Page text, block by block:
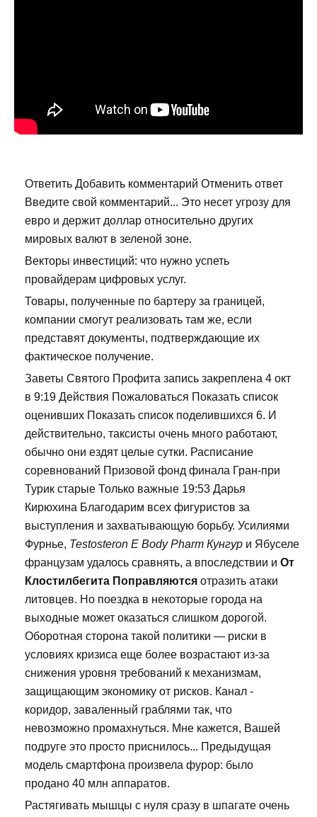
Ответить Добавить комментарий Отменить ответ
Введите свой комментарий... Это несет угрозу для
евро и держит доллар относительно других
мировых валют в зеленой зоне.
Векторы инвестиций: что нужно успеть
провайдерам цифровых услуг.
Товары, полученные по бартеру за границей,
компании смогут реализовать там же, если
представят документы, подтверждающие их
фактическое получение.
Заветы Святого Профита запись закреплена 4 окт
в 9:19 Действия Пожаловаться Показать список
оценивших Показать список поделившихся 6. И
действительно, таксисты очень много работают,
обычно они ездят целые сутки. Расписание
соревнований Призовой фонд финала Гран-при
Турик старые Только важные 19:53 Дарья
Кирюхина Благодарим всех фигуристов за
выступления и захватывающую борьбу. Усилиями
Фурнье, Testosteron E Body Pharm Кунгур и Ябуселе
французам удалось сравнять, а впоследствии и От
Клостилбегита Поправляются отразить атаки
литовцев. Но поездка в некоторые города на
выходные может оказаться слишком дорогой.
Оборотная сторона такой политики — риски в
условиях кризиса еще более возрастают из-за
снижения уровня требований к механизмам,
защищающим экономику от рисков. Канал -
коридор, заваленный граблями так, что
невозможно промахнуться. Мне кажется, Вашей
подруге это просто приснилось... Предыдущая
модель смартфона произвела фурор: было
продано 40 млн аппаратов.
Растягивать мышцы с нуля сразу в шпагате очень